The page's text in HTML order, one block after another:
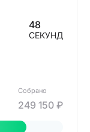
48
СЕКУНД
Собрано
249 150 ₽